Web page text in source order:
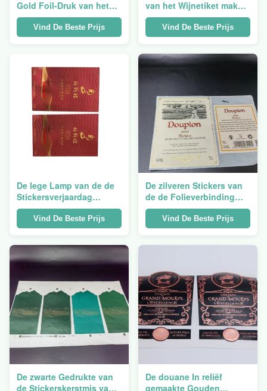
Gold Foil-Druk van het
het Metaal de
Waterdichte Zelfklevende
Privé Etiket van de
Vind De Beste Prijs
van het Wijnetiket maken
Drukaluminium In reliëf
gemaakt Parfum
waterdicht
Vind De Beste Prijs
De lege Lamp van de de
Stickersverjaardag
veertigste van het
Wijnetiket leidde de
Partijmanor van de
Kortingsbar KTV
Vind De Beste Prijs
De zilveren Stickers van
de de Folieverbinding
van het Wijnetiket
Stickers In reliëf
gemaakte maken Privé
Kleefstof waterdicht
Vind De Beste Prijs
De zwarte Gedrukte van
de Stickerskerstmis van
De douane In reliëf
gemaakte Gouden